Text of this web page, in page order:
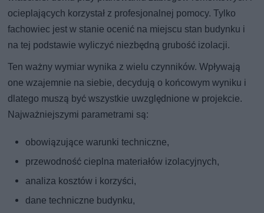
ocieplających korzystał z profesjonalnej pomocy. Tylko
fachowiec jest w stanie ocenić na miejscu stan budynku i
na tej podstawie wyliczyć niezbędną grubość izolacji.
Ten ważny wymiar wynika z wielu czynników. Wpływają
one wzajemnie na siebie, decydują o końcowym wyniku i
dlatego muszą być wszystkie uwzględnione w projekcie.
Najważniejszymi parametrami są:
obowiązujące warunki techniczne,
przewodność cieplna materiałów izolacyjnych,
analiza kosztów i korzyści,
dane techniczne budynku,